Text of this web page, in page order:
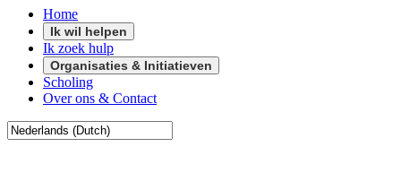
Home
Ik wil helpen
Ik zoek hulp
Organisaties & Initiatieven
Scholing
Over ons & Contact